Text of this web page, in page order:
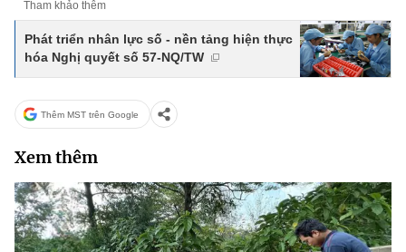
Tham khảo thêm
Phát triển nhân lực số - nền tảng hiện thực
hóa Nghị quyết số 57-NQ/TW
Thêm MST trên Google
Xem thêm